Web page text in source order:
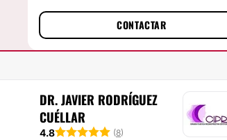
CONTACTAR
DR. JAVIER RODRÍGUEZ
CUÉLLAR
4.8 (8)